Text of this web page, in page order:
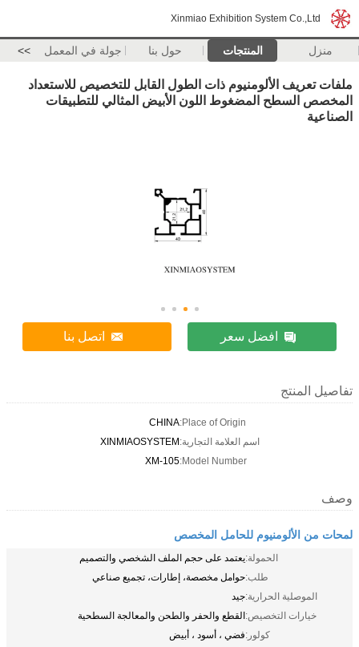
Xinmiao Exhibition System Co.,Ltd
منزل المنتجات حول بنا جولة في المعمل >>
ملفات تعريف الألومنيوم ذات الطول القابل للتخصيص للاستعداد
المخصص السطح المضغوط اللون الأبيض المثالي للتطبيقات
الصناعية
افضل سعر اتصل بنا
تفاصيل المنتج
Place of Origin:
CHINA
اسم العلامة التجارية:XINMIAOSYSTEM
Model Number:
XM-105
وصف
لمحات من الألومنيوم للحامل المخصص
الحمولة:يعتمد على حجم الملف الشخصي والتصميم
طلب:حوامل مخصصة، إطارات، تجميع صناعي
الموصلية الحرارية:جيد
خيارات التخصيص:القطع والحفر والطحن والمعالجة السطحية
كولور:فضي ، أسود ، أبيض